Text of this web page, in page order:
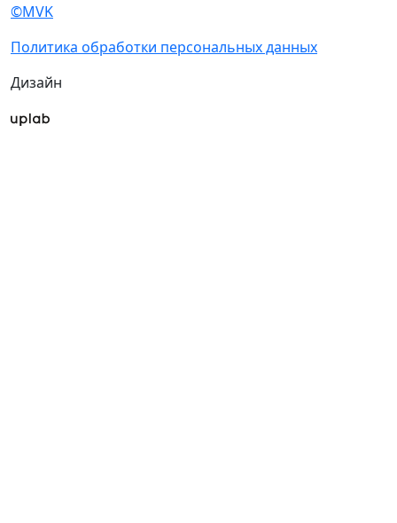
©MVK
Политика обработки персональных данных
Дизайн